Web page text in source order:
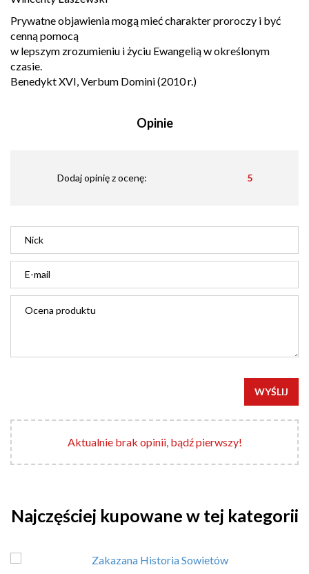
Prywatne objawienia mogą mieć charakter proroczy i być
cenną pomocą
w lepszym zrozumieniu i życiu Ewangelią w określonym
czasie.
Benedykt XVI, Verbum Domini (2010 r.)
Opinie
Dodaj opinię z ocenę: 5
WYŚLIJ
Aktualnie brak opinii, bądź pierwszy!
Najczęściej kupowane w tej kategorii